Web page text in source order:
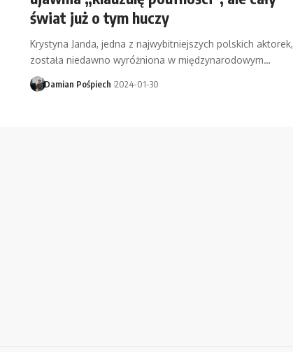
świat już o tym huczy
Krystyna Janda, jedna z najwybitniejszych polskich aktorek,
została niedawno wyróżniona w międzynarodowym…
Damian Pośpiech 2024-01-30